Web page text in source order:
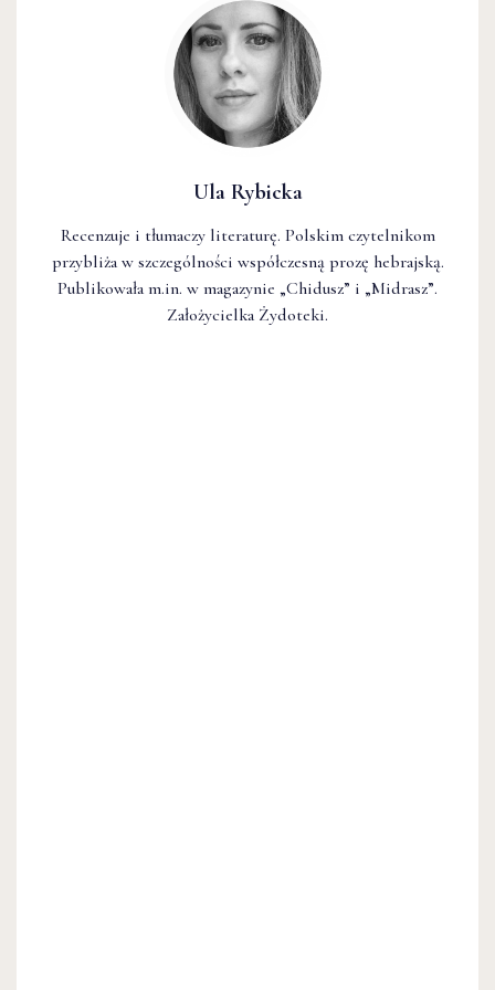
Ula Rybicka
Recenzuje i tłumaczy literaturę. Polskim czytelnikom
przybliża w szczególności współczesną prozę hebrajską.
Publikowała m.in. w magazynie „Chidusz” i „Midrasz”.
Założycielka Żydoteki.